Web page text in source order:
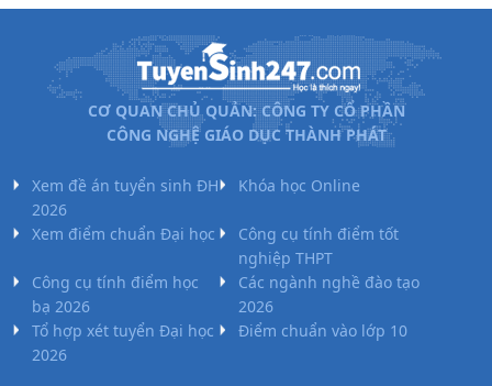
CƠ QUAN CHỦ QUẢN: CÔNG TY CỔ PHẦN
CÔNG NGHỆ GIÁO DỤC THÀNH PHÁT
Xem đề án tuyển sinh ĐH
2026
Khóa học Online
Xem điểm chuẩn Đại học
Công cụ tính điểm tốt
nghiệp THPT
Công cụ tính điểm học
bạ 2026
Các ngành nghề đào tạo
2026
Tổ hợp xét tuyển Đại học
2026
Điểm chuẩn vào lớp 10